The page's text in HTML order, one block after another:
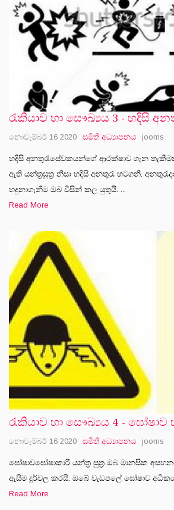
රැකියාව හා සෞඛ්‍යය 3 - හදිසි
නොවැම්බර් 16 2020 සමිති අධ්‍යාපනය jooms
හදිසි අනතුරැසේවකයන්ගේ ආරක්ෂාව ගැන
ඇති යන්ත්‍රසූත්‍ර නිසා හදිසි අනතුරැ හටගනී.
හදුනාගැනීම ඔබ විසින් කල යුතුයි. ...
Read More
රැකියාව හා සෞඛ්‍යය 4 -
නොවැම්බර් 16 2020 සමිති අධ්‍යාපනය jooms
ඝෝෂාවඝෝෂාකාරී යන්ත්‍ර සුත්‍ර ඔබ මානසික
ඇසීම දුර්වල කරයි. ඔබේ වැඩපලේ ඝෝෂාව
Read More